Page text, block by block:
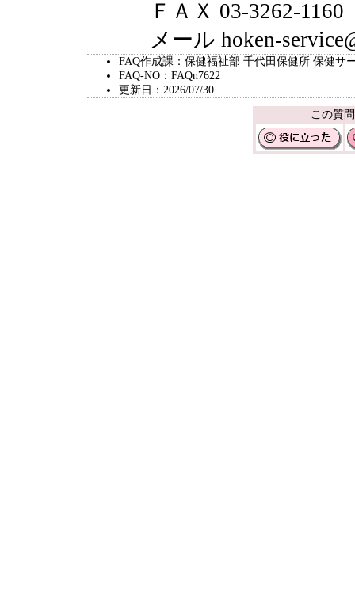
ＦＡＸ 03-3262-1160
メール hoken-service
FAQ作成課：保健福祉部 千代田保健所 保健サ
FAQ-NO：FAQn7622
更新日：2026/07/30
この質